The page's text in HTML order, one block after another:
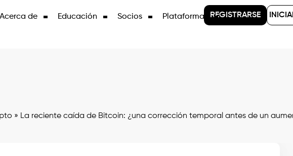
Acerca de Educación Socios Plataformas REGISTRARSE
» La reciente caída de Bitcoin: ¿una corrección temporal antes de un